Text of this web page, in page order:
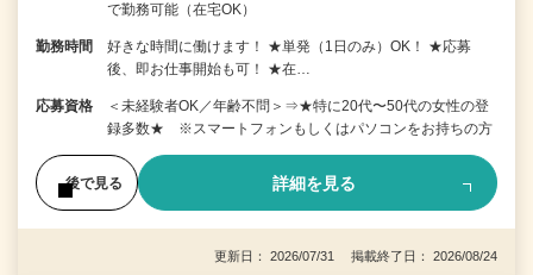
で勤務可能（在宅OK）
勤務時間
好きな時間に働けます！ ★単発（1日のみ）OK！ ★応募
後、即お仕事開始も可！ ★在…
応募資格
＜未経験者OK／年齢不問＞⇒★特に20代〜50代の女性の登
録多数★ ※スマートフォンもしくはパソコンをお持ちの方
後で見る 詳細を見る
更新日： 2026/07/31 掲載終了日： 2026/08/24